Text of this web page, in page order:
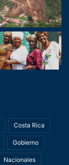
Costa Rica
Gobierno
Nacionales